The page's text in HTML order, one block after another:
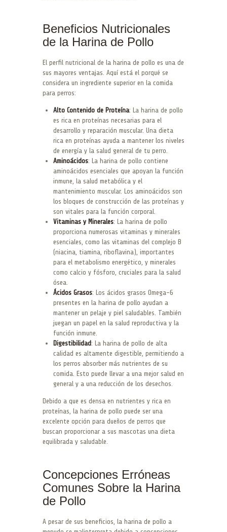
Beneficios Nutricionales
de la Harina de Pollo
El perfil nutricional de la harina de pollo es una de
sus mayores ventajas. Aquí está el porqué se
considera un ingrediente superior en la comida
para perros:
Alto Contenido de Proteína: La harina de pollo
es rica en proteínas necesarias para el
desarrollo y reparación muscular. Una dieta
rica en proteínas ayuda a mantener los niveles
de energía y la salud general de tu perro.
Aminoácidos: La harina de pollo contiene
aminoácidos esenciales que apoyan la función
inmune, la salud metabólica y el
mantenimiento muscular. Los aminoácidos son
los bloques de construcción de las proteínas y
son vitales para la función corporal.
Vitaminas y Minerales: La harina de pollo
proporciona numerosas vitaminas y minerales
esenciales, como las vitaminas del complejo B
(niacina, tiamina, riboflavina), importantes
para el metabolismo energético, y minerales
como calcio y fósforo, cruciales para la salud
ósea.
Ácidos Grasos: Los ácidos grasos Omega-6
presentes en la harina de pollo ayudan a
mantener un pelaje y piel saludables. También
juegan un papel en la salud reproductiva y la
función inmune.
Digestibilidad: La harina de pollo de alta
calidad es altamente digestible, permitiendo a
los perros absorber más nutrientes de su
comida. Esto puede llevar a una mejor salud en
general y a una reducción de los desechos.
Debido a que es densa en nutrientes y rica en
proteínas, la harina de pollo puede ser una
excelente opción para dueños de perros que
buscan proporcionar a sus mascotas una dieta
equilibrada y saludable.
Concepciones Erróneas
Comunes Sobre la Harina
de Pollo
A pesar de sus beneficios, la harina de pollo a